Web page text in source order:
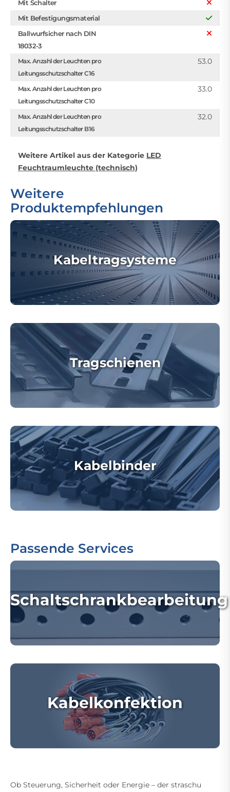
Mit Schalter
Mit Befestigungsmaterial
Ballwurfsicher nach DIN
18032-3
Max. Anzahl der Leuchten pro
Leitungsschutzschalter C16
53.0
Max. Anzahl der Leuchten pro
Leitungsschutzschalter C10
33.0
Max. Anzahl der Leuchten pro
Leitungsschutzschalter B16
32.0
Weitere Artikel aus der Kategorie LED
Feuchtraumleuchte (technisch)
Weitere
Produktempfehlungen
Kabeltragsysteme
Tragschienen
Kabelbinder
Passende Services
Schaltschrankbearbeitung
Kabelkonfektion
Ob Steuerung, Sicherheit oder Energie – der straschu